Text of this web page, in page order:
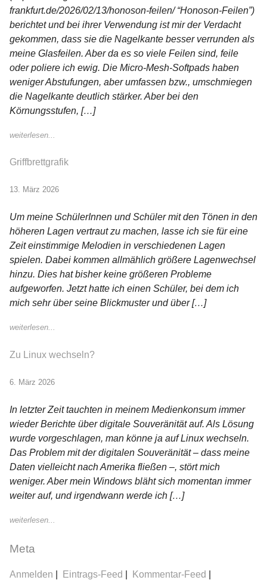
frankfurt.de/2026/02/13/honoson-feilen/ “Honoson-Feilen”)
berichtet und bei ihrer Verwendung ist mir der Verdacht
gekommen, dass sie die Nagelkante besser verrunden als
meine Glasfeilen. Aber da es so viele Feilen sind, feile
oder poliere ich ewig. Die Micro-Mesh-Softpads haben
weniger Abstufungen, aber umfassen bzw., umschmiegen
die Nagelkante deutlich stärker. Aber bei den
Körnungsstufen, […]
weiterlesen...
Griffbrettgrafik
13. März 2026
Um meine SchülerInnen und Schüler mit den Tönen in den
höheren Lagen vertraut zu machen, lasse ich sie für eine
Zeit einstimmige Melodien in verschiedenen Lagen
spielen. Dabei kommen allmählich größere Lagenwechsel
hinzu. Dies hat bisher keine größeren Probleme
aufgeworfen. Jetzt hatte ich einen Schüler, bei dem ich
mich sehr über seine Blickmuster und über […]
weiterlesen...
Zu Linux wechseln?
6. März 2026
In letzter Zeit tauchten in meinem Medienkonsum immer
wieder Berichte über digitale Souveränität auf. Als Lösung
wurde vorgeschlagen, man könne ja auf Linux wechseln.
Das Problem mit der digitalen Souveränität – dass meine
Daten vielleicht nach Amerika fließen –, stört mich
weniger. Aber mein Windows bläht sich momentan immer
weiter auf, und irgendwann werde ich […]
weiterlesen...
Meta
Anmelden Eintrags-Feed
Kommentar-Feed